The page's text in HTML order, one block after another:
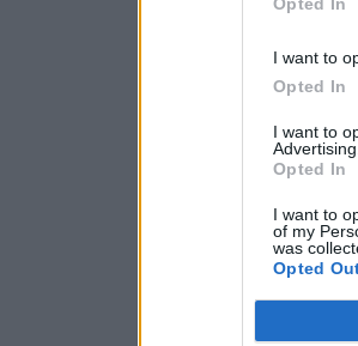
I want to
Opted In
I want to
Advertising.
Opted In
I want to
of my
was
Opted